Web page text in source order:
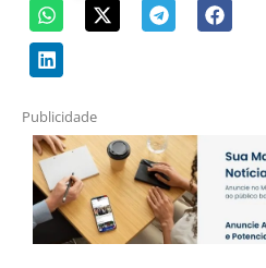
Publicidade